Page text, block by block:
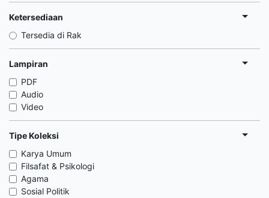
Ketersediaan
Tersedia di Rak
Lampiran
PDF
Audio
Video
Tipe Koleksi
Karya Umum
Filsafat & Psikologi
Agama
Sosial Politik